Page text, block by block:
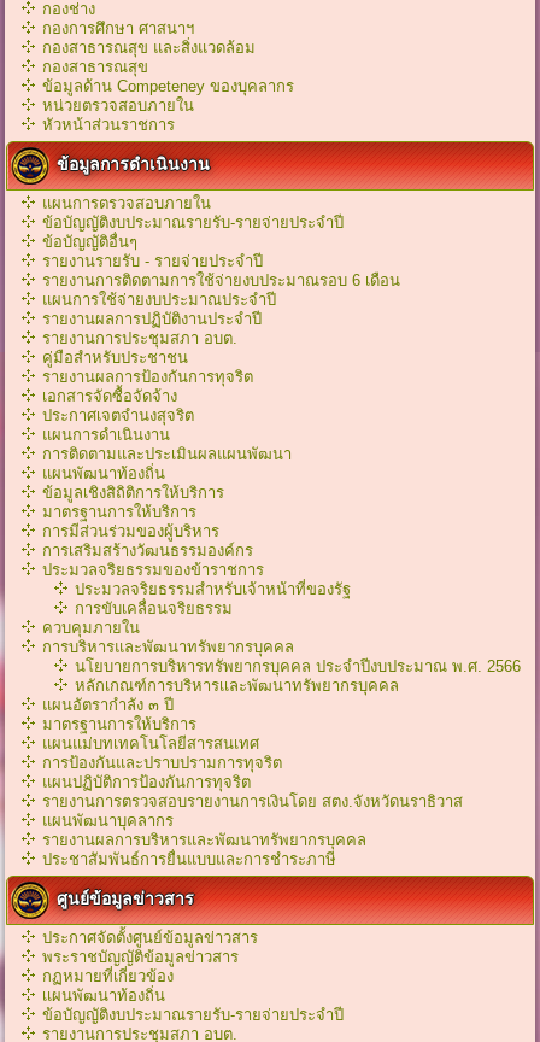
กองช่าง
กองการศึกษา ศาสนาฯ
กองสาธารณสุข และสิ่งแวดล้อม
กองสาธารณสุข
ข้อมูลด้าน Competeney ของบุคลากร
หน่วยตรวจสอบภายใน
หัวหน้าส่วนราชการ
ข้อมูลการดำเนินงาน
แผนการตรวจสอบภายใน
ข้อบัญญัติงบประมาณรายรับ-รายจ่ายประจำปี
ข้อบัญญัติอื่นๆ
รายงานรายรับ - รายจ่ายประจำปี
รายงานการติดตามการใช้จ่ายงบประมาณรอบ 6 เดือน
แผนการใช้จ่ายงบประมาณประจำปี
รายงานผลการปฏิบัติงานประจำปี
รายงานการประชุมสภา อบต.
คู่มือสำหรับประชาชน
รายงานผลการป้องกันการทุจริต
เอกสารจัดซื้อจัดจ้าง
ประกาศเจตจำนงสุจริต
แผนการดำเนินงาน
การติดตามและประเมินผลแผนพัฒนา
แผนพัฒนาท้องถิ่น
ข้อมูลเชิงสิถิติการให้บริการ
มาตรฐานการให้บริการ
การมีส่วนร่วมของผู้บริหาร
การเสริมสร้างวัฒนธรรมองค์กร
ประมวลจริยธรรมของข้าราชการ
ประมวลจริยธรรมสำหรับเจ้าหน้าที่ของรัฐ
การขับเคลื่อนจริยธรรม
ควบคุมภายใน
การบริหารและพัฒนาทรัพยากรบุคคล
นโยบายการบริหารทรัพยากรบุคคล ประจำปีงบประมาณ พ.ศ. 2566
หลักเกณฑ์การบริหารเเละพัฒนาทรัพยากรบุคคล
แผนอัตรากำลัง ๓ ปี
มาตรฐานการให้บริการ
แผนแม่บทเทคโนโลยีสารสนเทศ
การป้องกันและปราบปรามการทุจริต
แผนปฏิบัติการป้องกันการทุจริต
รายงานการตรวจสอบรายงานการเงินโดย สตง.จังหวัดนราธิวาส
แผนพัฒนาบุคลากร
รายงานผลการบริหารและพัฒนาทรัพยากรบุคคล
ประชาสัมพันธ์การยื่นแบบและการชำระภาษี
ศูนย์ข้อมูลข่าวสาร
ประกาศจัดตั้งศูนย์ข้อมูลข่าวสาร
พระราชบัญญัติข้อมูลข่าวสาร
กฏหมายที่เกี่ยวข้อง
เเผนพัฒนาท้องถิ่น
ข้อบัญญัติงบประมาณรายรับ-รายจ่ายประจำปี
รายงานการประชุมสภา อบต.